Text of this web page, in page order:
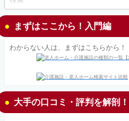
まずはここから！入門編
わからない人は、まずはこちらから！
大手の口コミ・評判を解剖！